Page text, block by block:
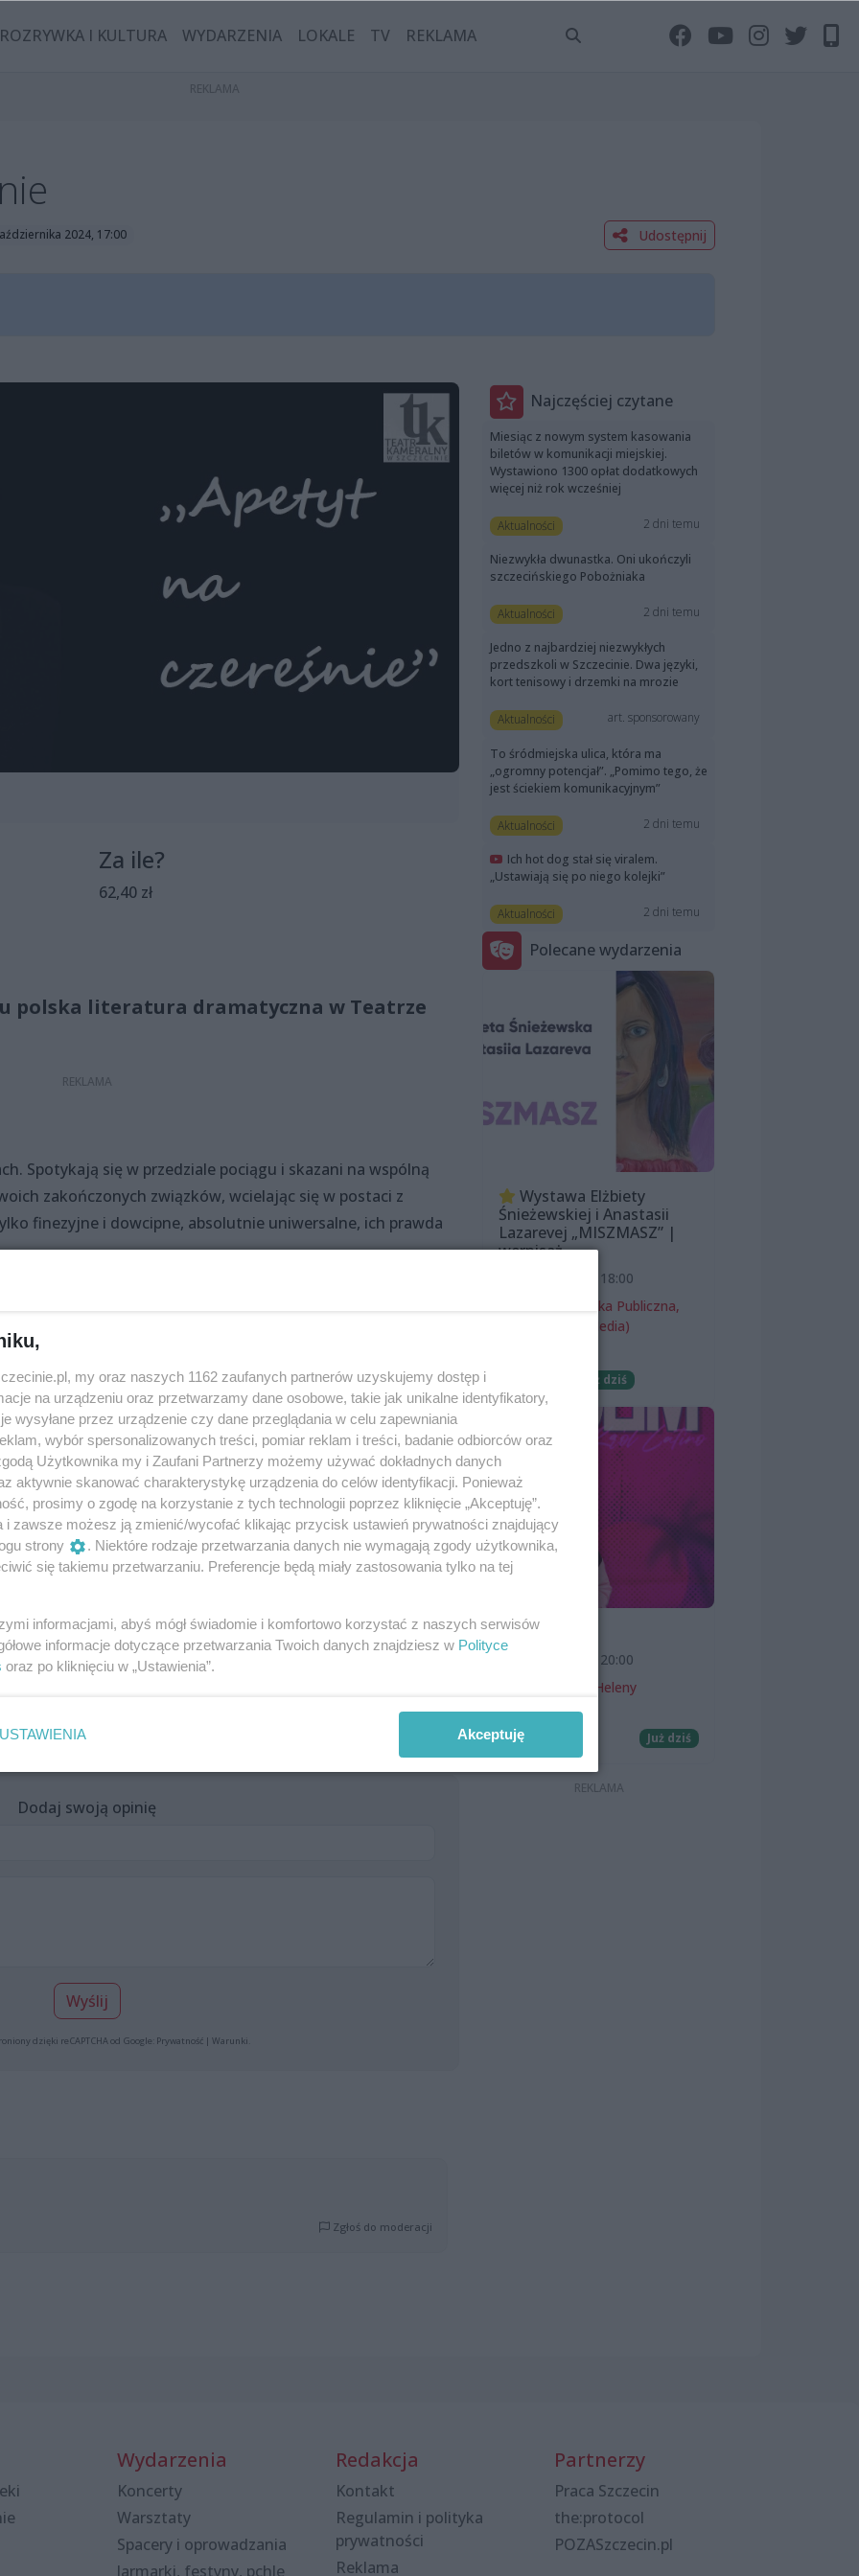
ROZRYWKA I KULTURA WYDARZENIA LOKALE TV REKLAMA
2024, 17:00 Udostępnij
Za ile?
62,40 zł
polska literatura dramatyczna w Teatrze
Spotykają się w przedziale pociągu i skazani na wspólną
zakończonych związków, wcielając się w postaci z
finezyjne i dowcipne, absolutnie uniwersalne, ich prawda
dialog, w którym wcześniej czy później, każdy z nas
Janicki
Dodaj swoją opinię
Wyślij
dzięki reCAPTCHA od Google: Prywatność| Warunki
Zgłoś do moderacji
Najczęściej czytane
Miesiąc z nowym system kasowania
biletów w komunikacji miejskiej.
Wystawiono 1300 opłat dodatkowych
więcej niż rok wcześniej
Aktualności 2 dni temu
Niezwykła dwunastka. Oni ukończyli
szczecińskiego Pobożniaka
Aktualności 2 dni temu
Jedno z najbardziej niezwykłych
przedszkoli w Szczecinie. Dwa języki,
kort tenisowy i drzemki na mrozie
Aktualności art. sponsorowany
To śródmiejska ulica, która ma
„ogromny potencjał”. „Pomimo tego, że
jest ściekiem komunikacyjnym”
Aktualności 2 dni temu
Ich hot dog stał się viralem.
„Ustawiają się po niego kolejki”
Aktualności 2 dni temu
Polecane wydarzenia
Wystawa Elżbiety
Śnieżewskiej i Anastasii
Lazarevej „MISZMASZ” |
wernisaż
7 sierpnia 2026, 18:00
Miejska Biblioteka Publiczna,
filia nr 54 (ProMedia)
Już dziś
SKOLIM
7 sierpnia 2026, 20:00
Teatr Letni im. Heleny
Majdaniec
Koncerty Już dziś
Wydarzenia
Koncerty
Warsztaty
Spacery i oprowadzania
Jarmarki, festyny, pchle
Redakcja
Kontakt
Regulamin i polityka
prywatności
Reklama
Partnerzy
Praca Szczecin
the:protocol
POZASzczecin.pl
my oraz naszych 1162 zaufanych partnerów uzyskujemy dostęp i
na urządzeniu oraz przetwarzamy dane osobowe, takie jak unikalne identyfikatory,
wysyłane przez urządzenie czy dane przeglądania w celu zapewniania
wybór spersonalizowanych treści, pomiar reklam i treści, badanie odbiorców oraz
Użytkownika my i Zaufani Partnerzy możemy używać dokładnych danych
aktywnie skanować charakterystykę urządzenia do celów identyfikacji. Ponieważ
prosimy o zgodę na korzystanie z tych technologii poprzez kliknięcie „Akceptuję”.
i zawsze możesz ją zmienić/wycofać klikając przycisk ustawień prywatności znajdujący
strony
. Niektóre rodzaje przetwarzania danych nie wymagają zgody użytkownika,
się takiemu przetwarzaniu. Preferencje będą miały zastosowania tylko na tej
informacjami, abyś mógł świadomie i komfortowo korzystać z naszych serwisów
informacje dotyczące przetwarzania Twoich danych znajdziesz w Polityce
oraz po kliknięciu w „Ustawienia”.
USTAWIENIA Akceptuję